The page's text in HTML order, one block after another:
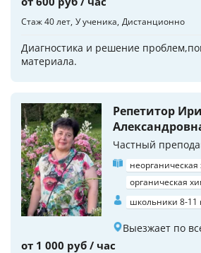
Стаж 40 лет У ученика Дистанционно
Диагностика и решение
материала.
Репетитор
Частный
органическая
школьники 8-11
Выезжает по
от 1 000 руб / час